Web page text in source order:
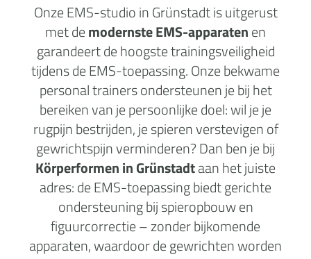
Onze EMS-studio in Grünstadt is uitgerust
met demodernste EMS-apparatenen
garandeert de hoogste trainingsveiligheid
tijdens de EMS-toepassing. Onze bekwame
personal trainers ondersteunen je bij het
bereiken van je persoonlijke doel: wil je je
rugpijn bestrijden, je spieren verstevigen of
gewrichtspijn verminderen? Dan ben je bij
Körperformen in Grünstadtaan het juiste
adres: de EMS-toepassing biedt gerichte
ondersteuning bij spieropbouw en
figuurcorrectie – zonder bijkomende
apparaten, waardoor de gewrichten worden